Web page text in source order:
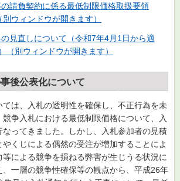
請負契約に係る最低制限価格取扱要領
別ウィンドウが開きます）
見直しについて（令和7年4月1日から適
（別ウィンドウが開きます）
後公表化について
は、入札の透明性を確保し、不正行為を未
争入札における最低制限価格について、入
ってきました。しかし、入札参加者の見積
やくじによる偶然の受注が増加することによ
等による競争を損ねる弊害が生じうる状況に
、一層の競争性確保等の観点から、平成26年